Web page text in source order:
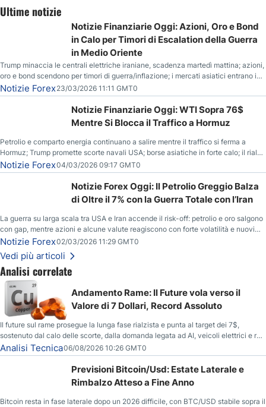
Ultime notizie
Notizie Finanziarie Oggi: Azioni, Oro e Bond
in Calo per Timori di Escalation della Guerra
in Medio Oriente
Trump minaccia le centrali elettriche iraniane, scadenza martedì mattina; azioni,
oro e bond scendono per timori di guerra/inflazione; i mercati asiatici entrano in
correzione; il petrolio greggio resta stabile.
Notizie Forex23/03/2026 11:11 GMT0
Notizie Finanziarie Oggi: WTI Sopra 76$
Mentre Si Blocca il Traffico a Hormuz
Petrolio e comparto energia continuano a salire mentre il traffico si ferma a
Hormuz; Trump promette scorte navali USA; borse asiatiche in forte calo; il rialzo
del gas naturale mette pressione all’euro.
Notizie Forex04/03/2026 09:17 GMT0
Notizie Forex Oggi: Il Petrolio Greggio Balza
di Oltre il 7% con la Guerra Totale con l’Iran
La guerra su larga scala tra USA e Iran accende il risk-off: petrolio e oro salgono
con gap, mentre azioni e alcune valute reagiscono con forte volatilità e nuovi
livelli da monitorare.
Notizie Forex02/03/2026 11:29 GMT0
Vedi più articoli
Analisi correlate
Andamento Rame: Il Future vola verso il
Valore di 7 Dollari, Record Assoluto
Il future sul rame prosegue la lunga fase rialzista e punta al target dei 7$,
sostenuto dal calo delle scorte, dalla domanda legata ad AI, veicoli elettrici e reti
energetiche, e dai timori di deficit produttivo dal 2028.
Analisi Tecnica06/08/2026 10:26 GMT0
Previsioni Bitcoin/Usd: Estate Laterale e
Rimbalzo Atteso a Fine Anno
Bitcoin resta in fase laterale dopo un 2026 difficile, con BTC/USD stabile sopra il